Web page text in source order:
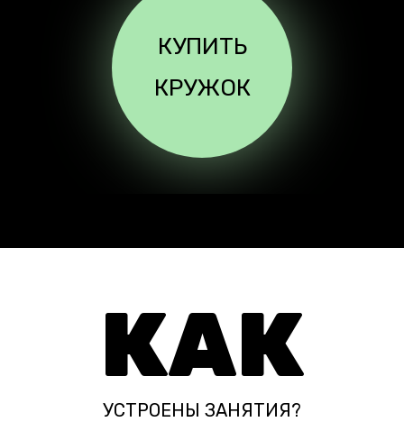
КУПИТЬ
КРУЖОК
КАК
УСТРОЕНЫ ЗАНЯТИЯ?